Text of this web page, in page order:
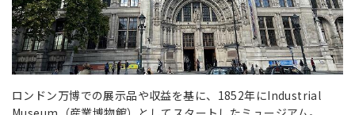
ロンドン万博での展示品や収益を基に、1852年にIndustrial